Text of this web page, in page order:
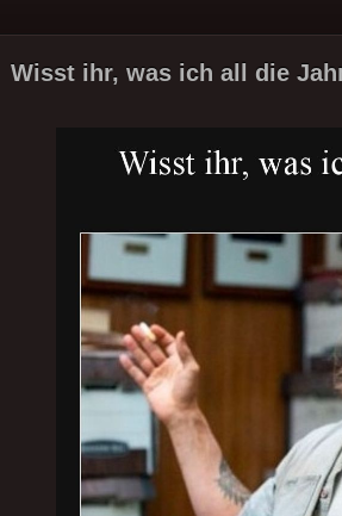
Wisst ihr, was ich all die